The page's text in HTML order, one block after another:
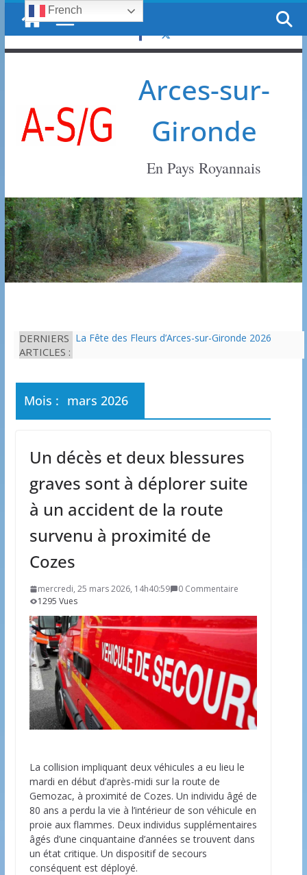
Passer
contenu
dimanche, 9 août, 2026
Arces-sur-
Gironde
En Pays Royannais
DERNIERS
ARTICLES :
La Fête des Fleurs d’Arces-sur-Gironde 2026
annonce de nouvelles restrictions
Il est interdit de tondre sa pelouse de 12h à 16h à
Une solution durable pour l’isolation des
bâtiments avec le chanvre
Mois : mars 2026
Un décès et deux blessures
graves sont à déplorer suite
à un accident de la route
survenu à proximité de
Cozes
mercredi, 25 mars 2026, 14h40:59
0 Commentaire
1295 Vues
La collision impliquant deux véhicules a eu lieu le
mardi en début d’après-midi sur la route de
Gemozac, à proximité de Cozes. Un individu âgé de
80 ans a perdu la vie à l’intérieur de son véhicule en
proie aux flammes. Deux individus supplémentaires
âgés d’une cinquantaine d’années se trouvent dans
un état critique. Un dispositif de secours
conséquent est déployé.
French